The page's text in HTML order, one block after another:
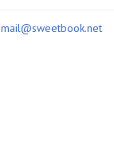
mail@sweetbook.net